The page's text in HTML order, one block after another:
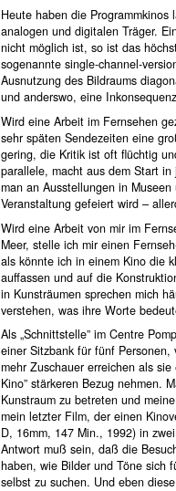
Heute haben die
analogen und digitalen Träger.
nicht möglich ist, so ist das
sogenannte single-channel-
Ausnutzung des Bildraums
und anderswo, eine
Wird eine Arbeit im Fernsehen
sehr späten Sendezeiten eine
gering, die Kritik ist oft flüchtig
parallele, macht aus dem Start
man an Ausstellungen in
Veranstaltung gefeiert wird –
Wird eine Arbeit von mir im
Meer, stelle ich mir einen
als könnte ich in einem Kino die
auffassen und auf die
in Kunsträumen sprechen mich
verstehen, was ihre Worte
Als „Schnittstelle” im Centre
einer Sitzbank für fünf
mehr Zuschauer erreichen als
Kino” stärkeren Bezug nehmen.
Kunstraum zu betreten und
mein letzter Film, der einen
D, 16mm, 147 Min., 1992) in
Antwort muß sein, daß die
haben, wie Bilder und Töne sich
selbst zu suchen. Und eben